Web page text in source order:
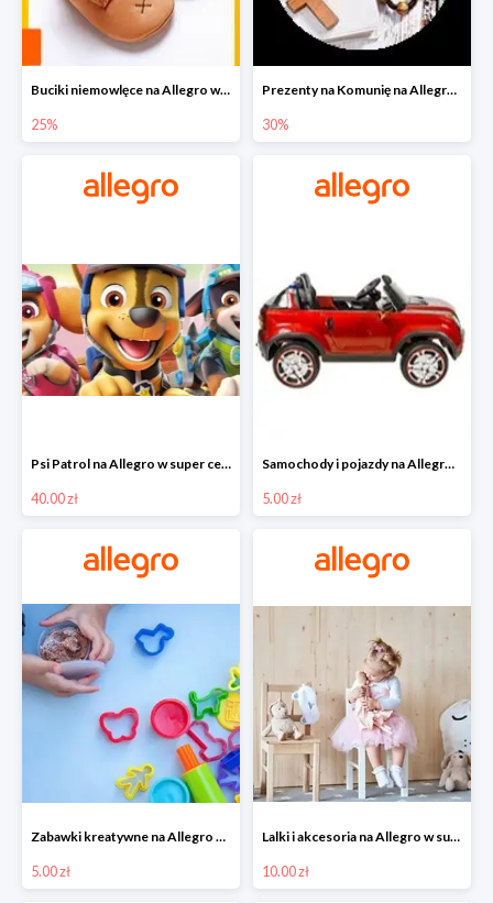
Buciki niemowlęce na Allegro w super cenach
25%
Prezenty na Komunię na Allegro do -30%
30%
Psi Patrol na Allegro w super cenach od 40 zł
40.00 zł
Samochody i pojazdy na Allegro w super cenach od 5 zł
5.00 zł
Zabawki kreatywne na Allegro w super cenach od 5 zł
5.00 zł
Lalki i akcesoria na Allegro w super cenach od 10 zł
10.00 zł